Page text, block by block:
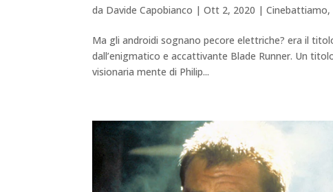
da Davide Capobianco |Ott 2, 2020 |Cinebattiamo,
Ma gli androidi sognano pecore elettriche? era il
dall’enigmatico e accattivante Blade Runner. Un
visionaria mente di Philip...